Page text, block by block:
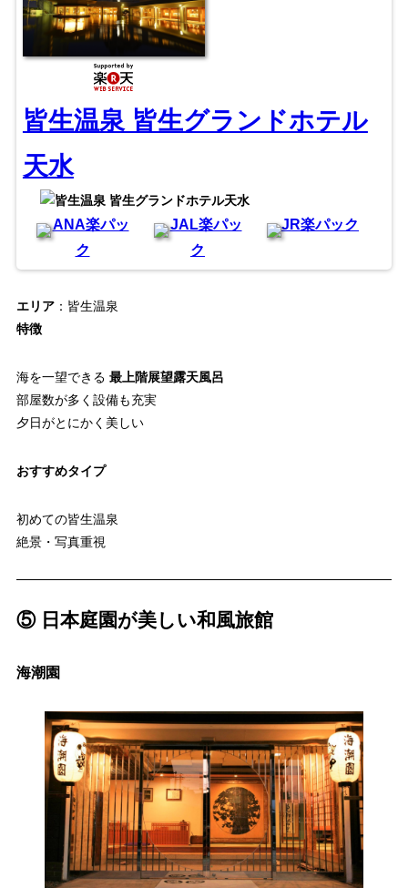
皆生温泉 皆生グランドホテル
天水
ANA楽パッ
ク
JAL楽パッ
ク
JR楽パック
エリア：皆生温泉
特徴
海を一望できる 最上階展望露天風呂
部屋数が多く設備も充実
夕日がとにかく美しい
おすすめタイプ
初めての皆生温泉
絶景・写真重視
⑤ 日本庭園が美しい和風旅館
海潮園